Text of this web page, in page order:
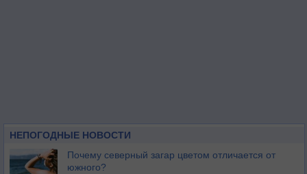
НЕПОГОДНЫЕ НОВОСТИ
Почему северный загар цветом отличается от
южного?